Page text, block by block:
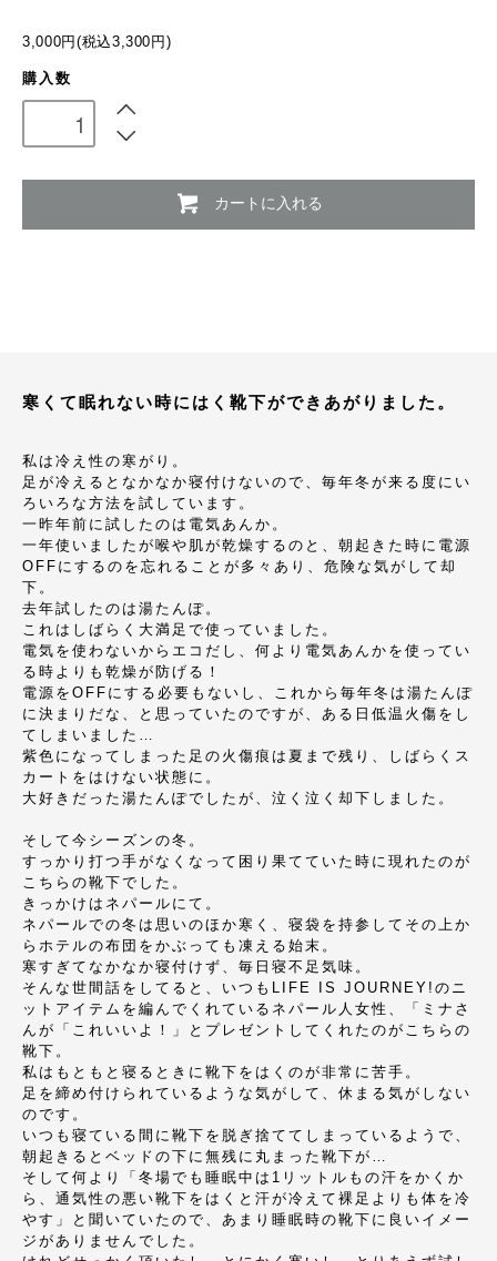
3,000円(税込3,300円)
購入数
カートに入れる
寒くて眠れない時にはく靴下ができあがりました。
私は冷え性の寒がり。
足が冷えるとなかなか寝付けないので、毎年冬が来る度にい
ろいろな方法を試しています。
一昨年前に試したのは電気あんか。
一年使いましたが喉や肌が乾燥するのと、朝起きた時に電源
OFFにするのを忘れることが多々あり、危険な気がして却
下。
去年試したのは湯たんぽ。
これはしばらく大満足で使っていました。
電気を使わないからエコだし、何より電気あんかを使ってい
る時よりも乾燥が防げる！
電源をOFFにする必要もないし、これから毎年冬は湯たんぽ
に決まりだな、と思っていたのですが、ある日低温火傷をし
てしまいました…
紫色になってしまった足の火傷痕は夏まで残り、しばらくス
カートをはけない状態に。
大好きだった湯たんぽでしたが、泣く泣く却下しました。
そして今シーズンの冬。
すっかり打つ手がなくなって困り果てていた時に現れたのが
こちらの靴下でした。
きっかけはネパールにて。
ネパールでの冬は思いのほか寒く、寝袋を持参してその上か
らホテルの布団をかぶっても凍える始末。
寒すぎてなかなか寝付けず、毎日寝不足気味。
そんな世間話をしてると、いつもLIFE IS JOURNEY!のニ
ットアイテムを編んでくれているネパール人女性、「ミナさ
んが「これいいよ！」とプレゼントしてくれたのがこちらの
靴下。
私はもともと寝るときに靴下をはくのが非常に苦手。
足を締め付けられているような気がして、休まる気がしない
のです。
いつも寝ている間に靴下を脱ぎ捨ててしまっているようで、
朝起きるとベッドの下に無残に丸まった靴下が…
そして何より「冬場でも睡眠中は1リットルもの汗をかくか
ら、通気性の悪い靴下をはくと汗が冷えて裸足よりも体を冷
やす」と聞いていたので、あまり睡眠時の靴下に良いイメー
ジがありませんでした。